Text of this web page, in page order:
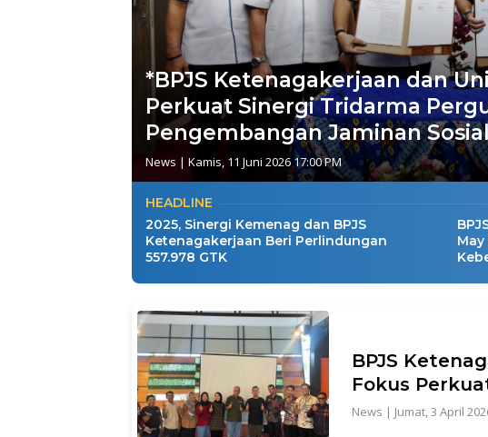
*BPJS Ketenagakerjaan dan
Perkuat Sinergi Tridarma
Pengembangan Jaminan
News | Kamis, 11 Juni 2026 17:00 PM
HEADLINE
2025, Sinergi Kemenag dan BPJS
Ketenagakerjaan Beri Perlindungan
557.978 GTK
BPJS
Fokus
News | Jumat, 3 April